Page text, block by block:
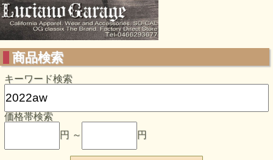
商品検索
キーワード検索
価格帯検索
円 ～
円